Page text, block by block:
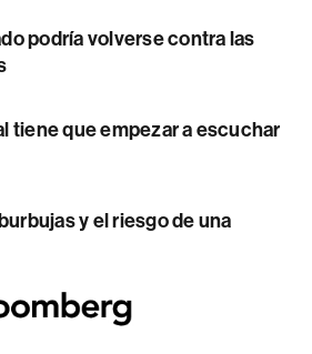
podría volverse contra las
tiene que empezar a escuchar
y el riesgo de una